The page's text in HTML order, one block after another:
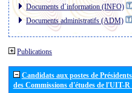
Documents d´information (INFO)
Documents administratifs (ADM)
Publications
Candidats aux postes de
des Commissions d'études de l'UIT-